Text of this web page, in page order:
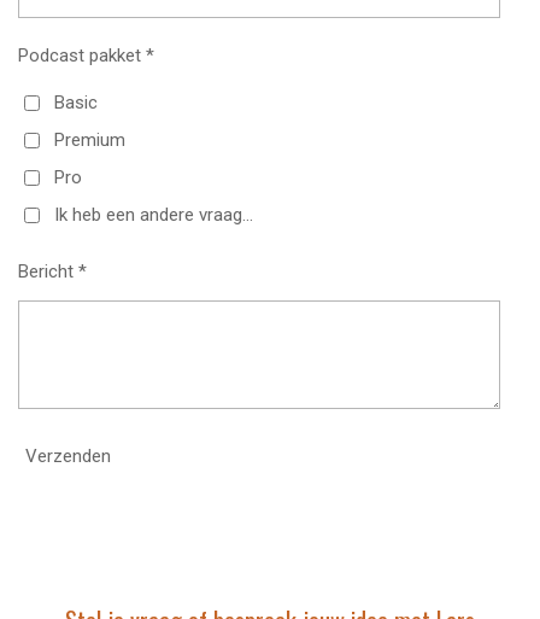
Podcast pakket *
Basic
Premium
Pro
Ik heb een andere vraag...
Bericht *
Verzenden